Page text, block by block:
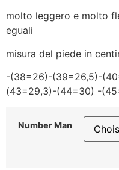
molto leggero e molto
eguali
misura del piede in
-(38=26)-(39=26,5)-
(43=29,3)-(44=30) -
Number Man